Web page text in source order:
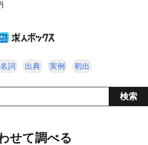
名詞 出典 実例 初出
せて調べる